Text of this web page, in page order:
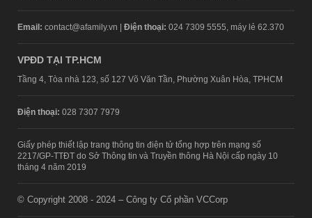
Email: contact@afamily.vn | Điện thoại: 024 7309 5555, máy lẻ 62.370
VPĐD TẠI TP.HCM
Tầng 4, Tòa nhà 123, số 127 Võ Văn Tần, Phường Xuân Hòa, TPHCM
Điện thoại: 028 7307 7979
Giấy phép thiết lập trang thông tin điện tử tổng hợp trên mạng số
2217/GP-TTĐT do Sở Thông tin và Truyền thông Hà Nội cấp ngày 10
tháng 4 năm 2019
© Copyright 2008 - 2024 – Công ty Cổ phần VCCorp